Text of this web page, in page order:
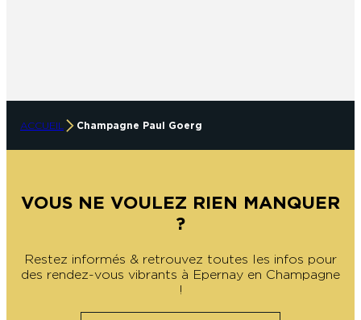
ACCUEIL Champagne Paul Goerg
VOUS NE VOULEZ RIEN MANQUER
?
Restez informés & retrouvez toutes les infos pour
des rendez-vous vibrants à Epernay en Champagne
!